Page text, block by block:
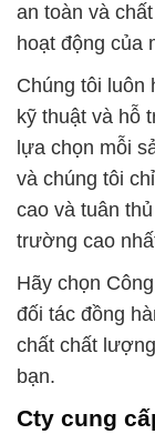
an toàn và
hoạt động của
Chúng tôi luôn
kỹ thuật và hỗ
lựa chọn mỗi
và chúng tôi
cao và tuân
trường cao
Hãy chọn
đối tác đồng
chất chất
bạn.
Cty cung